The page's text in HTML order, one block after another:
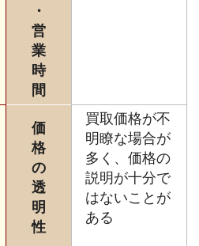
・
営
業
時
間
価
格
の
透
明
性
買取価格が不
明瞭な場合が
多く、価格の
説明が十分で
はないことが
ある